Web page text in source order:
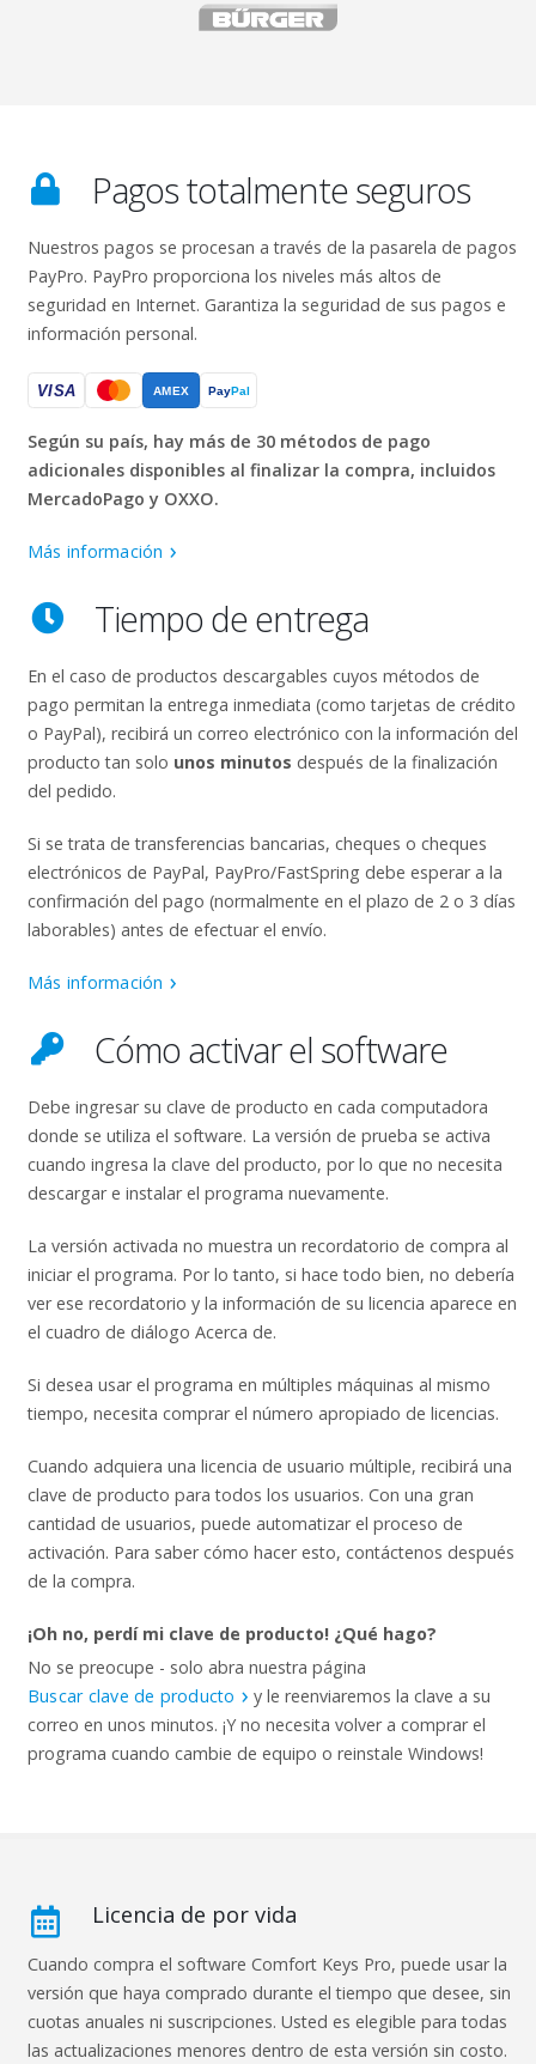
Pagos totalmente seguros
Nuestros pagos se procesan a través de la pasarela de pagos
PayPro. PayPro proporciona los niveles más altos de
seguridad en Internet. Garantiza la seguridad de sus pagos e
información personal.
Según su país, hay más de 30 métodos de pago
adicionales disponibles al finalizar la compra, incluidos
MercadoPago y OXXO.
Más información
Tiempo de entrega
En el caso de productos descargables cuyos métodos de
pago permitan la entrega inmediata (como tarjetas de crédito
o PayPal), recibirá un correo electrónico con la información del
producto tan solo unos minutos después de la finalización
del pedido.
Si se trata de transferencias bancarias, cheques o cheques
electrónicos de PayPal, PayPro/FastSpring debe esperar a la
confirmación del pago (normalmente en el plazo de 2 o 3 días
laborables) antes de efectuar el envío.
Más información
Cómo activar el software
Debe ingresar su clave de producto en cada computadora
donde se utiliza el software. La versión de prueba se activa
cuando ingresa la clave del producto, por lo que no necesita
descargar e instalar el programa nuevamente.
La versión activada no muestra un recordatorio de compra al
iniciar el programa. Por lo tanto, si hace todo bien, no debería
ver ese recordatorio y la información de su licencia aparece en
el cuadro de diálogo Acerca de.
Si desea usar el programa en múltiples máquinas al mismo
tiempo, necesita comprar el número apropiado de licencias.
Cuando adquiera una licencia de usuario múltiple, recibirá una
clave de producto para todos los usuarios. Con una gran
cantidad de usuarios, puede automatizar el proceso de
activación. Para saber cómo hacer esto, contáctenos después
de la compra.
¡Oh no, perdí mi clave de producto! ¿Qué hago?
No se preocupe - solo abra nuestra página
Buscar clave de producto
y le reenviaremos la clave a su
correo en unos minutos. ¡Y no necesita volver a comprar el
programa cuando cambie de equipo o reinstale Windows!
Licencia de por vida
Cuando compra el software Comfort Keys Pro, puede usar la
versión que haya comprado durante el tiempo que desee, sin
cuotas anuales ni suscripciones. Usted es elegible para todas
las actualizaciones menores dentro de esta versión sin costo.